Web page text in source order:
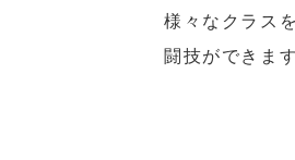
様々なクラス
闘技ができま